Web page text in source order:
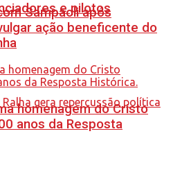
e pilotos
Sampaoli após
ação beneficente do
homenagem do Cristo
anos da Resposta